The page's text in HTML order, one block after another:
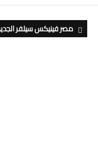
مصر فينيكس سيلفر